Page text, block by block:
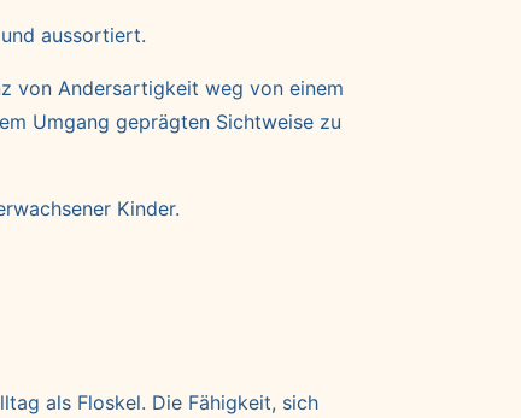
aussortiert.
von Andersartigkeit weg von einem
Umgang geprägten Sichtweise zu
Kinder.
als Floskel. Die Fähigkeit, sich